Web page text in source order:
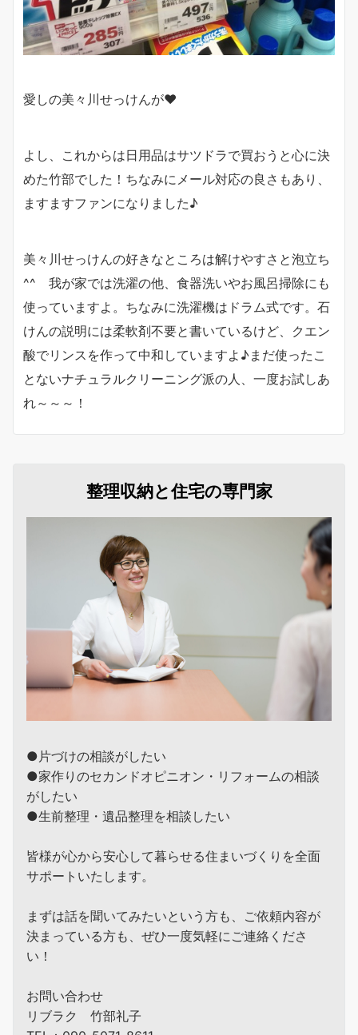
愛しの美々川せっけんが❤
よし、これからは日用品はサツドラで買おうと心に決
めた竹部でした！ちなみにメール対応の良さもあり、
ますますファンになりました♪
美々川せっけんの好きなところは解けやすさと泡立ち
^^ 我が家では洗濯の他、食器洗いやお風呂掃除にも
使っていますよ。ちなみに洗濯機はドラム式です。石
けんの説明には柔軟剤不要と書いているけど、クエン
酸でリンスを作って中和していますよ♪まだ使ったこ
とないナチュラルクリーニング派の人、一度お試しあ
れ～～～！
整理収納と住宅の専門家
●片づけの相談がしたい
●家作りのセカンドオピニオン・リフォームの相談
がしたい
●生前整理・遺品整理を相談したい
皆様が心から安心して暮らせる住まいづくりを全面
サポートいたします。
まずは話を聞いてみたいという方も、ご依頼内容が
決まっている方も、ぜひ一度気軽にご連絡くださ
い！
お問い合わせ
リブラク 竹部礼子